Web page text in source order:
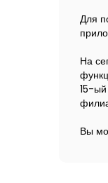
Для
На
15-
Вы